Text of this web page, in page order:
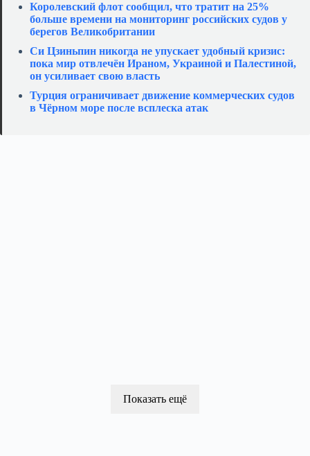
Королевский флот сообщил, что тратит на 25%
больше времени на мониторинг российских судов у
берегов Великобритании
Си Цзиньпин никогда не упускает удобный кризис:
пока мир отвлечён Ираном, Украиной и Палестиной,
он усиливает свою власть
Турция ограничивает движение коммерческих судов
в Чёрном море после всплеска атак
Показать ещё